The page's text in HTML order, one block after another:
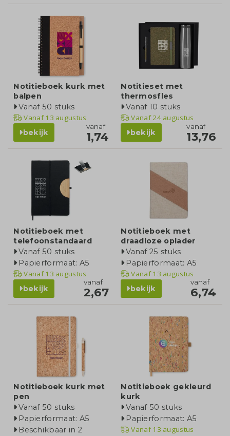
Notitieboek kurk met
balpen
Vanaf 50 stuks
Vanaf13 augustus
bekijk
vanaf
1,74
Notitieset met
thermosfles
Vanaf 10 stuks
Vanaf24 augustus
bekijk
vanaf
13,76
Notitieboek met
telefoonstandaard
Vanaf 50 stuks
Papierformaat: A5
Vanaf13 augustus
bekijk
vanaf
2,67
Notitieboek met
draadloze oplader
Vanaf 25 stuks
Papierformaat: A5
Vanaf13 augustus
bekijk
vanaf
6,74
Notitieboek kurk met
pen
Vanaf 50 stuks
Papierformaat: A5
Beschikbaar in 2
Notitieboek gekleurd
kurk
Vanaf 50 stuks
Papierformaat: A5
Vanaf13 augustus